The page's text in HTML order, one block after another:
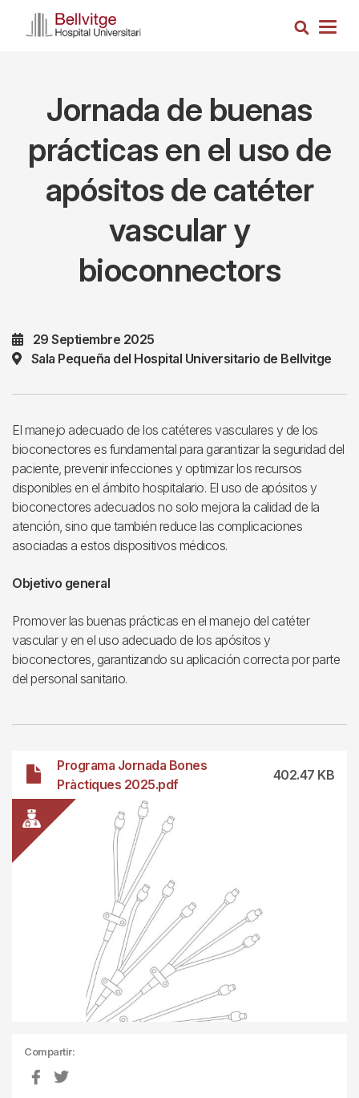
Busca
Jornada de buenas
prácticas en el uso de
apósitos de catéter
vascular y
bioconnectors
29 Septiembre 2025
Sala Pequeña del Hospital Universitario de Bellvitge
El manejo adecuado de los catéteres vasculares y de los
bioconectores es fundamental para garantizar la seguridad del
paciente, prevenir infecciones y optimizar los recursos
disponibles en el ámbito hospitalario. El uso de apósitos y
bioconectores adecuados no solo mejora la calidad de la
atención, sino que también reduce las complicaciones
asociadas a estos dispositivos médicos.
Objetivo general
Promover las buenas prácticas en el manejo del catéter
vascular y en el uso adecuado de los apósitos y
bioconectores, garantizando su aplicación correcta por parte
del personal sanitario.
ArchivoPrograma Jornada Bones
Pràctiques 2025.pdf
402.47 KB
Compartir: